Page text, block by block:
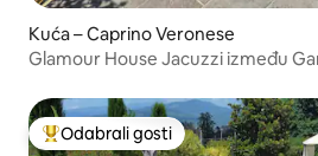
Kuća – Caprino Veronese
Glamour House Jacuzzi između
Među najviše rangiranima s
Odabrali gosti